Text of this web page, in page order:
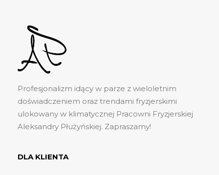
Profesjonalizm idący w parze z wieloletnim
doświadczeniem oraz trendami fryzjerskimi
ulokowany w klimatycznej Pracowni Fryzjerskiej
Aleksandry Płużyńskiej. Zapraszamy!
DLA KLIENTA